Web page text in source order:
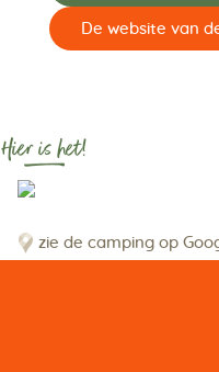
De website van
Hier is het!
zie de camping op